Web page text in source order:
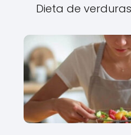
Dieta de